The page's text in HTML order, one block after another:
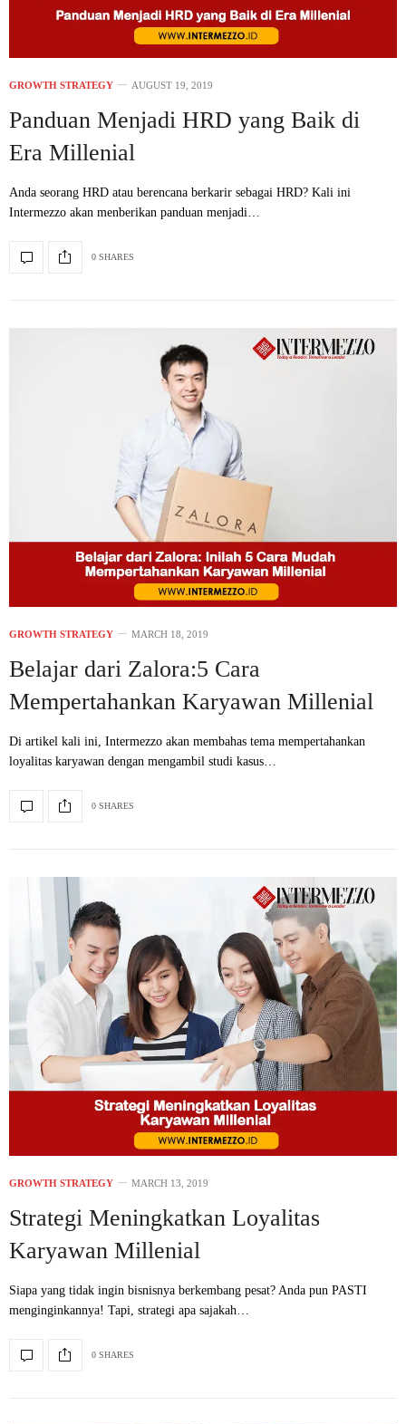
GROWTH STRATEGY AUGUST 19, 2019
Panduan Menjadi HRD yang Baik di
Era Millenial
Anda seorang HRD atau berencana berkarir sebagai HRD? Kali ini
Intermezzo akan menberikan panduan menjadi…
0 SHARES
GROWTH STRATEGY MARCH 18, 2019
Belajar dari Zalora:5 Cara
Mempertahankan Karyawan Millenial
Di artikel kali ini, Intermezzo akan membahas tema mempertahankan
loyalitas karyawan dengan mengambil studi kasus…
0 SHARES
GROWTH STRATEGY MARCH 13, 2019
Strategi Meningkatkan Loyalitas
Karyawan Millenial
Siapa yang tidak ingin bisnisnya berkembang pesat? Anda pun PASTI
menginginkannya! Tapi, strategi apa sajakah…
0 SHARES